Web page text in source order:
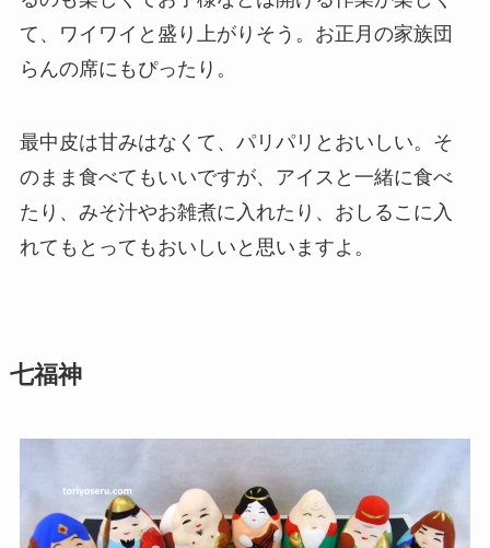
て、ワイワイと盛り上がりそう。お正月の家族団
らんの席にもぴったり。
最中皮は甘みはなくて、パリパリとおいしい。そ
のまま食べてもいいですが、アイスと一緒に食べ
たり、みそ汁やお雑煮に入れたり、おしるこに入
れてもとってもおいしいと思いますよ。
七福神